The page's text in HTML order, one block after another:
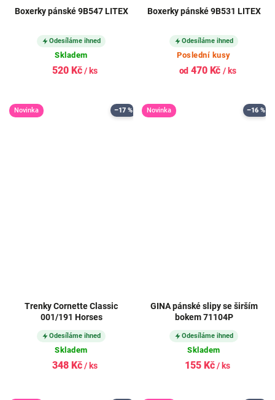
Boxerky pánské 9B547 LITEX
Odesíláme ihned
Skladem
520 Kč/ ks
Boxerky pánské 9B531 LITEX
Odesíláme ihned
Poslední kusy
od 470 Kč/ ks
Novinka –17 %
Trenky Cornette Classic
001/191 Horses
Odesíláme ihned
Skladem
348 Kč/ ks
Novinka –16 %
GINA pánské slipy se širším
bokem 71104P
Odesíláme ihned
Skladem
155 Kč/ ks